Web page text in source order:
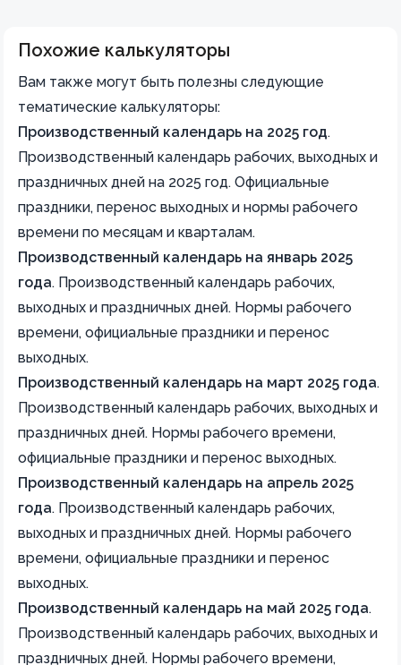
Похожие калькуляторы
Вам также могут быть полезны следующие
тематические калькуляторы:
Производственный календарь на 2025 год.
Производственный календарь рабочих, выходных и
праздничных дней на 2025 год. Официальные
праздники, перенос выходных и нормы рабочего
времени по месяцам и кварталам.
Производственный календарь на январь 2025
года. Производственный календарь рабочих,
выходных и праздничных дней. Нормы рабочего
времени, официальные праздники и перенос
выходных.
Производственный календарь на март 2025 года.
Производственный календарь рабочих, выходных и
праздничных дней. Нормы рабочего времени,
официальные праздники и перенос выходных.
Производственный календарь на апрель 2025
года. Производственный календарь рабочих,
выходных и праздничных дней. Нормы рабочего
времени, официальные праздники и перенос
выходных.
Производственный календарь на май 2025 года.
Производственный календарь рабочих, выходных и
праздничных дней. Нормы рабочего времени,